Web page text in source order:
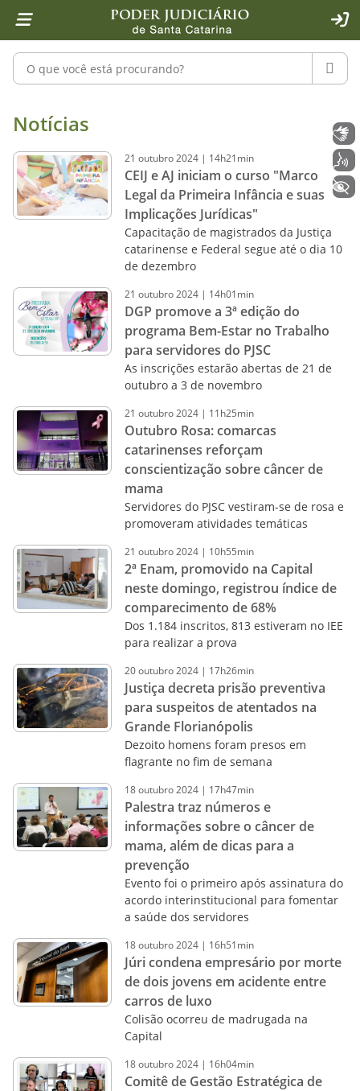
1 Ir para o conteúdo
2 Ir para a ferramenta de acessibilidade - Rybená
4 Ir para o menu principal
5 Ir para a pesquisa
6 Ir para o rodapé
7 Ir para a página inicial
Pesquisar no portal
Notícias - Imprensa - Poder
Notícias
21 outubro2024 | 14h21min
CEIJ e AJ iniciam o curso "Marco
Legal da Primeira Infância e suas
Implicações Jurídicas"
Capacitação de magistrados da Justiça
catarinense e Federal segue até o dia 10
de dezembro
21 outubro2024 | 14h01min
DGP promove a 3ª edição do
programa Bem-Estar no Trabalho
para servidores do PJSC
As inscrições estarão abertas de 21 de
outubro a 3 de novembro
21 outubro2024 | 11h25min
Outubro Rosa: comarcas
catarinenses reforçam
conscientização sobre câncer de
mama
Servidores do PJSC vestiram-se de rosa e
promoveram atividades temáticas
21 outubro2024 | 10h55min
2ª Enam, promovido na Capital
neste domingo, registrou índice de
comparecimento de 68%
Dos 1.184 inscritos, 813 estiveram no IEE
para realizar a prova
20outubro2024 | 17h26min
Justiça decreta prisão preventiva
para suspeitos de atentados na
Grande Florianópolis
Dezoito homens foram presos em
flagrante no fim de semana
18outubro2024 | 17h47min
Palestra traz números e
informações sobre o câncer de
mama, além de dicas para a
prevenção
Evento foi o primeiro após assinatura do
acordo interinstitucional para fomentar
a saúde dos servidores
18outubro2024 | 16h51min
Júri condena empresário por morte
de dois jovens em acidente entre
carros de luxo
Colisão ocorreu de madrugada na
Capital
18outubro2024 | 16h04min
Comitê de Gestão Estratégica de
+ Acessibilidade